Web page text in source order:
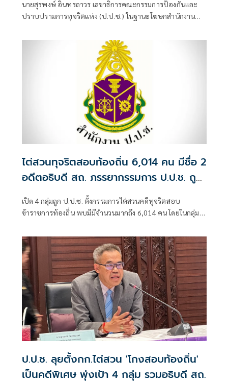
นายสุรพงษ์ อินทรถาวร เลขาธิการคณะกรรมการป้องกันและ
ปราบปรามการทุจริตแห่ง (ป.ป.ช.) ในฐานะโฆษกสำนักงาน
รจนา กัลป์ตินันท์ เมื่อครั้งดำรงตำแหน่งนายกเทศมนตรีนคร
อุบลราชธานี จังหวัดอุบลราชธานี
ไต่สวนทุจริตสอบท้องถิ่น 6,014 คน มีชื่อ 2
อดีตอธิบดี สถ. ภรรยากรรมการ ป.ป.ช. ถูก
เปิด 4 กลุ่มถูก ป.ป.ช. ตั้งกรรมการไต่สวนคดีทุจริตสอบ
ข้าราชการท้องถิ่น พบมีมีจำนวนมากถึง 6,014 คน โดยในกลุ่มผู้
อธิบดีคือ 1.ร.ต.ท.ภพชนก ชลานุเคราะห์ ที่ดำรงตำแหน่งอธิบดี
กรมส่งเสริมการปกครองท้องถิ่น วันที่ 29 ก.ค.-11 พ.ย. 2568
ป.ป.ช. ลุยตั้งกก.ไต่สวน 'โกงสอบท้องถิ่น'
เป็นคดีพิเศษ พุ่งเป้า 4 กลุ่ม รวมอธิบดี สถ.